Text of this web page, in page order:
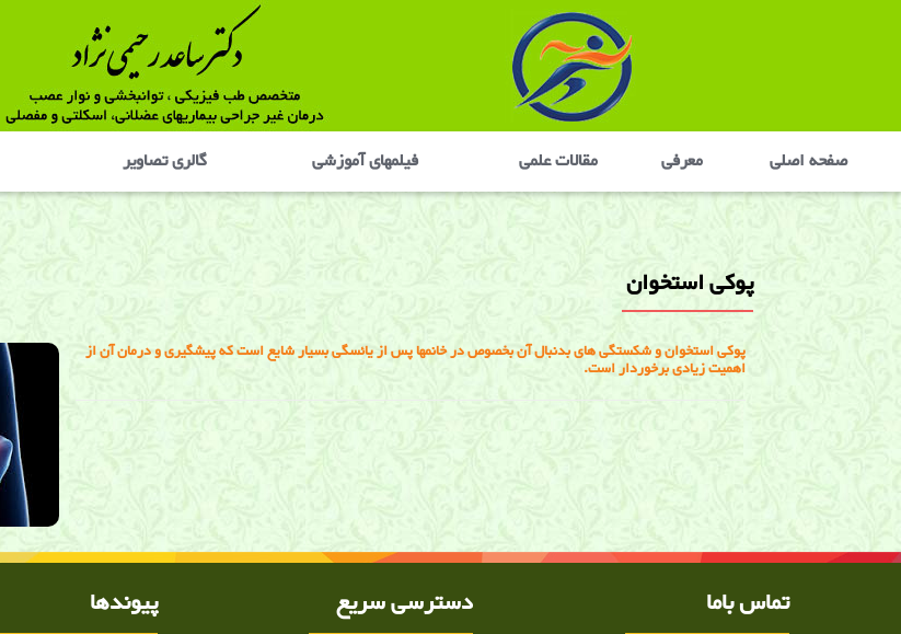
صفحه اصلی معرفی مقالات علمی فيلمهای آموزشی گالری تصاوير
پوکی استخوان
پوکی استخوان و شکستگی های بدنبال آن بخصوص در خانمها پس از یائسگی بسیار شایع است که پیشگیری و درمان آن از
اهمیت زیادی برخوردار است.
, دکتر ساعد رحیمی نژاد متخصص پوکی استخوان در شیراز, پوکس ایتخوان, درمان پوکی استخوان, متخصص
پوکی استخوان در شیراز, کلینیک درد ,کلینیک درد دکتر ساعد رحیمی نژاد ,دکتر ساعد رحیمی نژاد, کلینیک
تماس باما دسترسی سریع پیوندها